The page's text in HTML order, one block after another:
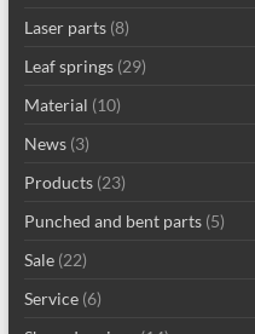
Laser parts(8)
Leaf springs(29)
Material (10)
News(3)
Products(23)
Punched and bent parts(5)
Sale(22)
Service(6)